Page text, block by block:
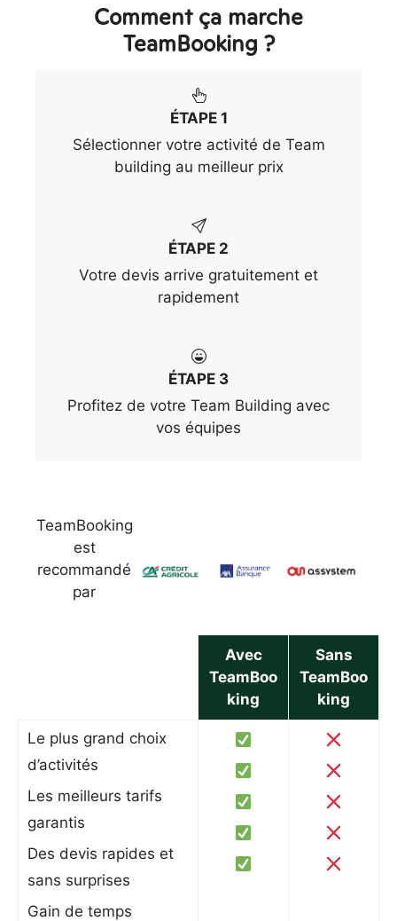
Comment ça marche
TeamBooking ?
ÉTAPE 1
Sélectionner votre activité de Team
building au meilleur prix
ÉTAPE 2
Votre devis arrive gratuitement et
rapidement
ÉTAPE 3
Profitez de votre Team Building avec
vos équipes
TeamBooking
est
recommandé
par
Avec
TeamBoo
king
Sans
TeamBoo
king
Le plus grand choix
d’activités
Les meilleurs tarifs
garantis
Des devis rapides et
sans surprises
Gain de temps